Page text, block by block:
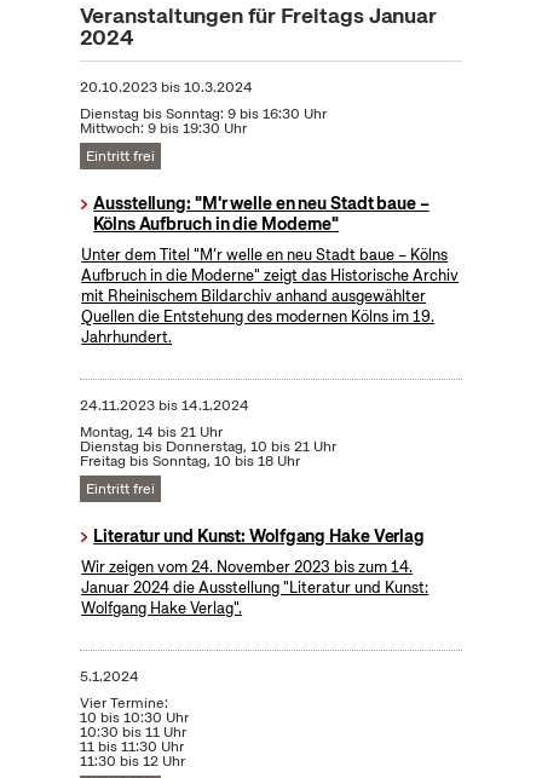
Veranstaltungen für Freitags Januar
2024
20.10.2023bis10.3.2024
Dienstag bis Sonntag: 9 bis 16:30 Uhr
Mittwoch: 9 bis 19:30 Uhr
Eintritt frei
Ausstellung: "M'r welle en neu Stadt baue –
Kölns Aufbruch in die Moderne"
Unter dem Titel "M’r welle en neu Stadt baue – Kölns
Aufbruch in die Moderne" zeigt das Historische Archiv
mit Rheinischem Bildarchiv anhand ausgewählter
Quellen die Entstehung des modernen Kölns im 19.
Jahrhundert.
24.11.2023bis14.1.2024
Montag, 14 bis 21 Uhr
Dienstag bis Donnerstag, 10 bis 21 Uhr
Freitag bis Sonntag, 10 bis 18 Uhr
Eintritt frei
Literatur und Kunst: Wolfgang Hake Verlag
Wir zeigen vom 24. November 2023 bis zum 14.
Januar 2024 die Ausstellung "Literatur und Kunst:
Wolfgang Hake Verlag".
5.1.2024
Vier Termine:
10 bis 10:30 Uhr
10:30 bis 11 Uhr
11 bis 11:30 Uhr
11:30 bis 12 Uhr